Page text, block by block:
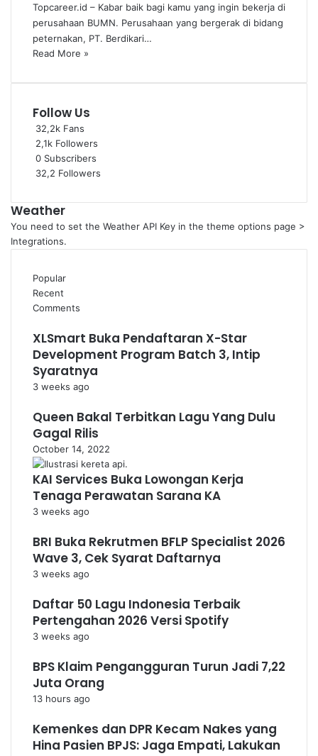
Topcareer.id – Kabar baik bagi kamu yang ingin bekerja di
perusahaan BUMN. Perusahaan yang bergerak di bidang
peternakan, PT. Berdikari…
Read More »
Follow Us
32,2k Fans
2,1k Followers
0 Subscribers
32,2 Followers
Weather
You need to set the Weather API Key in the theme options page >
Integrations.
Popular
Recent
Comments
XLSmart Buka Pendaftaran X-Star
Development Program Batch 3, Intip
Syaratnya
3 weeks ago
Queen Bakal Terbitkan Lagu Yang Dulu
Gagal Rilis
October 14, 2022
KAI Services Buka Lowongan Kerja
Tenaga Perawatan Sarana KA
3 weeks ago
BRI Buka Rekrutmen BFLP Specialist 2026
Wave 3, Cek Syarat Daftarnya
3 weeks ago
Daftar 50 Lagu Indonesia Terbaik
Pertengahan 2026 Versi Spotify
3 weeks ago
BPS Klaim Pengangguran Turun Jadi 7,22
Juta Orang
13 hours ago
Kemenkes dan DPR Kecam Nakes yang
Hina Pasien BPJS: Jaga Empati, Lakukan